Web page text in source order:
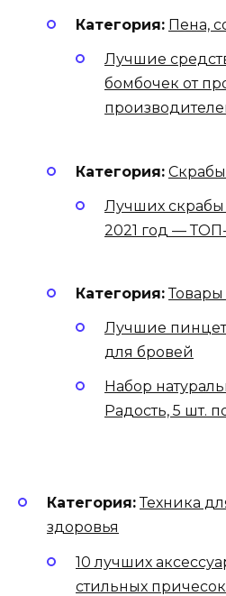
Категория: Пена,
Лучшие
бомбочек от
Категория:
Лучших скрабы
2021 год —
Категория: Товары
Лучшие
для бровей
Набор
Радость, 5 шт.
Категория: Техника
здоровья
10 лучших
стильных